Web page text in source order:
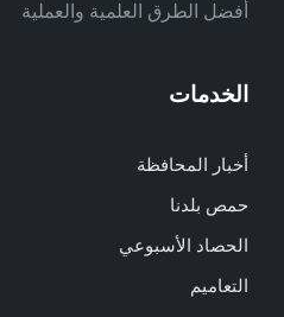
أفضل الطرق العلمية والعملية
الخدمات
أخبار المحافظة
حمص بلدنا
الحصاد الأسبوعي
التعاميم